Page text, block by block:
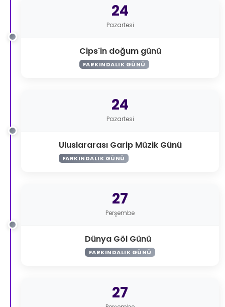
24
Pazartesi
Cips'in doğum günü
FARKINDALIK GÜNÜ
24
Pazartesi
Uluslararası Garip Müzik Günü
FARKINDALIK GÜNÜ
27
Perşembe
Dünya Göl Günü
FARKINDALIK GÜNÜ
27